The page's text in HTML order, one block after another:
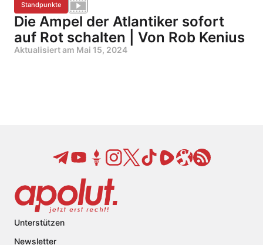
Standpunkte
Die Ampel der Atlantiker sofort
auf Rot schalten | Von Rob Kenius
Aktualisiert am Mai 15, 2024
Unterstützen
Newsletter